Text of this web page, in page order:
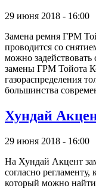
29 июня 2018 - 16:00
Замена ремня ГРМ
проводится со
можно
замены ГРМ Тойота
газораспределения
большинства
Хундай
29 июня 2018 - 16:00
На Хундай Акцент
согласно
который можно